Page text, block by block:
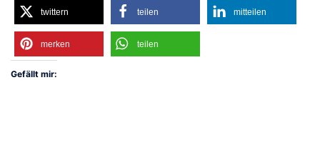
twittern teilen mitteilen
merken teilen
Gefällt mir: